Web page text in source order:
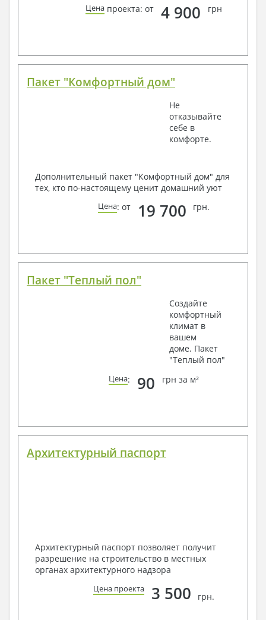
Цена проекта: от 4 900 грн
Пакет "Комфортный дом"
Не
отказывайте
себе в
комфорте.
Дополнительный пакет "Комфортный дом" для
тех, кто по-настоящему ценит домашний уют
Цена: от 19 700 грн.
Пакет "Теплый пол"
Создайте
комфортный
климат в
вашем
доме. Пакет
"Теплый пол"
Цена: 90 грн за м²
Архитектурный паспорт
Архитектурный паспорт позволяет получит
разрешение на строительство в местных
органах архитектурного надзора
Цена проекта 3 500 грн.